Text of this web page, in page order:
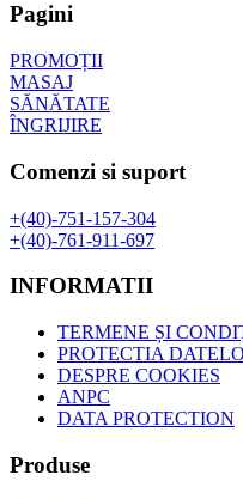
Pagini
PROMOȚII
MASAJ
SĂNĂTATE
ÎNGRIJIRE
Comenzi si suport
+(40)-751-157-304
+(40)-761-911-697
INFORMATII
TERMENE ȘI
PROTECTIA
DESPRE COOKIES
ANPC
DATA PROTECTION
Produse